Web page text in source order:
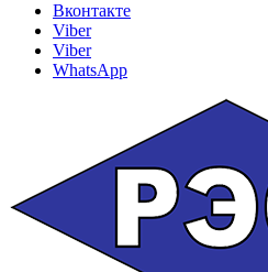
Вконтакте
Viber
Viber
WhatsApp